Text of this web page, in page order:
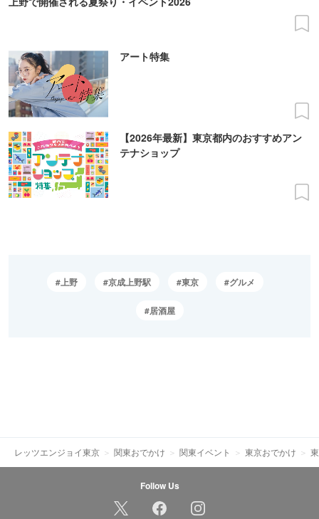
アート特集
【2026年最新】東京都内のおすすめアン
テナショップ
上野 京成上野駅 東京 グルメ
居酒屋
レッツエンジョイ東京 関東おでかけ 関東イベント 東京おでかけ
Follow Us